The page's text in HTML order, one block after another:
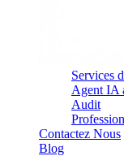
Services
Agent IA
Audit
Contactez Nous
Blog